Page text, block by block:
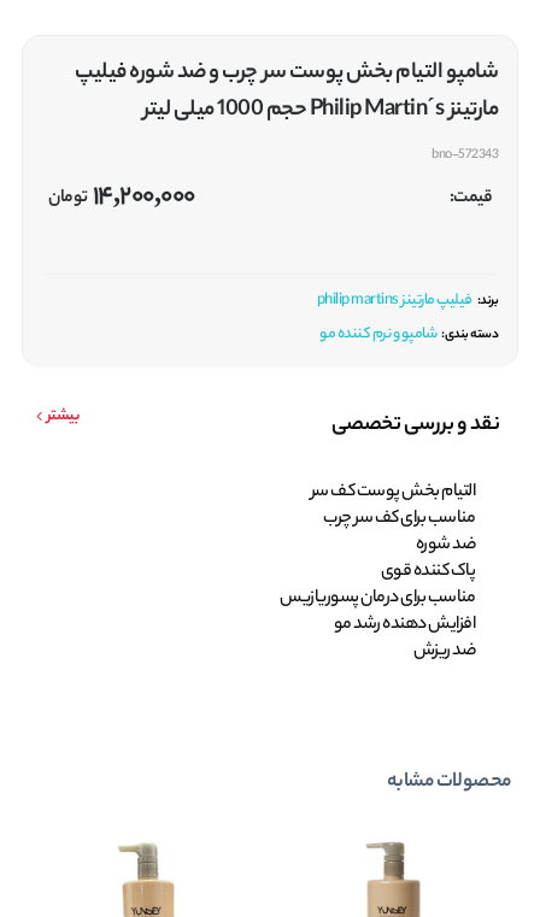
شامپو التیام بخش پوست سر چرب و ضد شوره فیلیپ
مارتینز Philip Martin´s حجم 1000 میلی لیتر
bno-572343
قیمت: 14,200,000 تومان
برند: فیلیپ مارتینز philip martins
دسته بندی: شامپو و نرم کننده مو
نقد و بررسی تخصصی بیشتر
التیام بخش پوست کف سر
مناسب برای کف سر چرب
ضد شوره
پاک کننده قوی
مناسب برای درمان پسوریازیس
افزایش دهنده رشد مو
ضد ریزش
محصولات مشابه